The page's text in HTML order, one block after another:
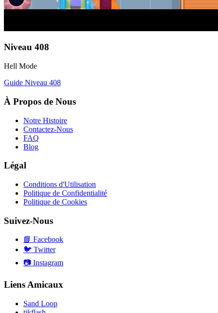
Niveau 408
Hell Mode
Guide Niveau 408
À Propos de Nous
Notre Histoire
Contactez-Nous
FAQ
Blog
Légal
Conditions d'Utilisation
Politique de Confidentialité
Politique de Cookies
Suivez-Nous
📘 Facebook
🐦 Twitter
📷 Instagram
Liens Amicaux
Sand Loop